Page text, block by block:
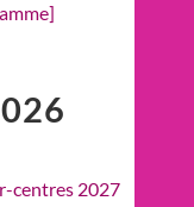
centres 2027